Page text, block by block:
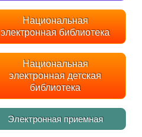
Национальная
электронная библиотека
Национальная
электронная детская
библиотека
Электронная приемная